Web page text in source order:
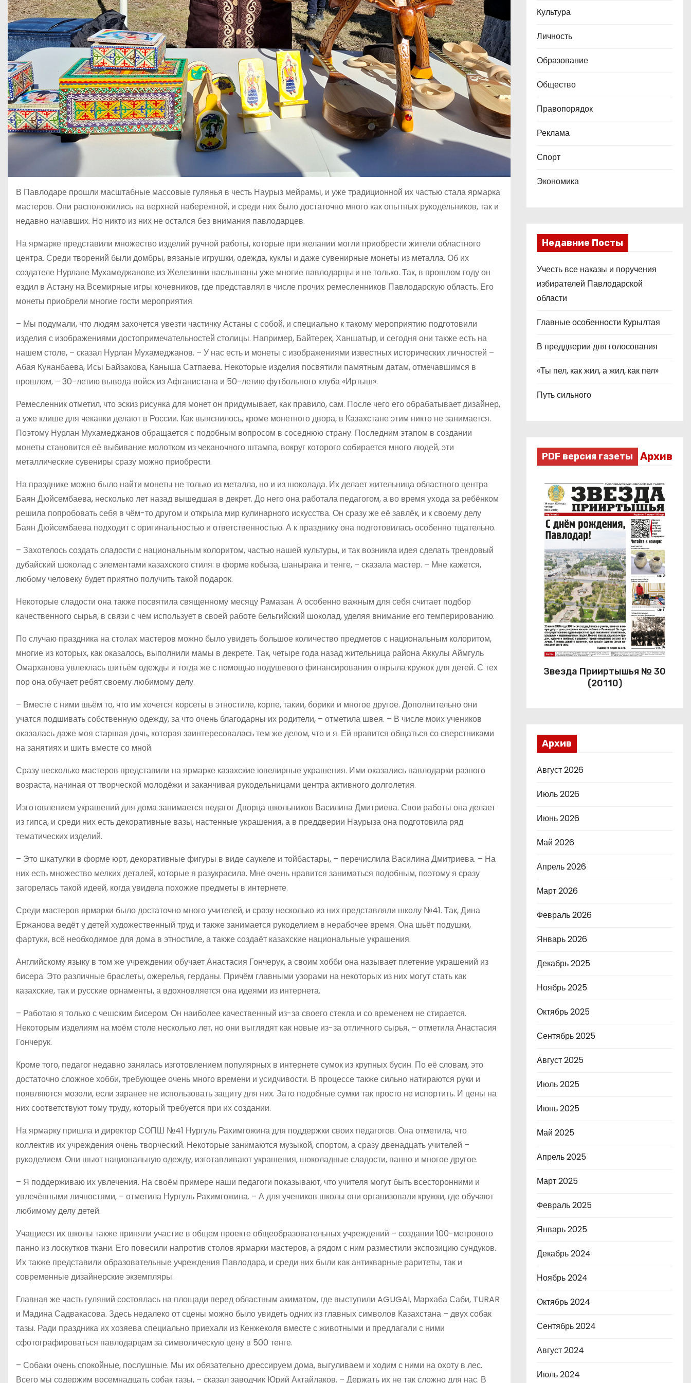
В Павлодаре прошли масштабные массовые гулянья в честь Наурыз мейрамы, и уже традиционной их частью стала ярмарка
мастеров. Они расположились на верхней набережной, и среди них было достаточно много как опытных рукодельников, так и
недавно начавших. Но никто из них не остался без внимания павлодарцев.
На ярмарке представили множество изделий ручной работы, которые при желании могли приобрести жители областного
центра. Среди творений были домбры, вязаные игрушки, одежда, куклы и даже сувенирные монеты из металла. Об их
создателе Нурлане Мухамеджанове из Железинки наслышаны уже многие павлодарцы и не только. Так, в прошлом году он
ездил в Астану на Всемирные игры кочевников, где представлял в числе прочих ремесленников Павлодарскую область. Его
монеты приобрели многие гости мероприятия.
– Мы подумали, что людям захочется увезти частичку Астаны с собой, и специально к такому мероприятию подготовили
изделия с изображениями достопримечательностей столицы. Например, Байтерек, Ханшатыр, и сегодня они также есть на
нашем столе, – сказал Нурлан Мухамеджанов. – У нас есть и монеты с изображениями известных исторических личностей –
Абая Кунанбаева, Исы Байзакова, Каныша Сатпаева. Некоторые изделия посвятили памятным датам, отмечавшимся в
прошлом, – 30-летию вывода войск из Афганистана и 50-летию футбольного клуба «Иртыш».
Ремесленник отметил, что эскиз рисунка для монет он придумывает, как правило, сам. После чего его обрабатывает дизайнер,
а уже клише для чеканки делают в России. Как выяснилось, кроме монетного двора, в Казахстане этим никто не занимается.
Поэтому Нурлан Мухамеджанов обращается с подобным вопросом в соседнюю страну. Последним этапом в создании
монеты становится её выбивание молотком из чеканочного штампа, вокруг которого собирается много людей, эти
металлические сувениры сразу можно приобрести.
На празднике можно было найти монеты не только из металла, но и из шоколада. Их делает жительница областного центра
Баян Дюйсембаева, несколько лет назад вышедшая в декрет. До него она работала педагогом, а во время ухода за ребёнком
решила попробовать себя в чём-то другом и открыла мир кулинарного искусства. Он сразу же её завлёк, и к своему делу
Баян Дюйсембаева подходит с оригинальностью и ответственностью. А к празднику она подготовилась особенно тщательно.
– Захотелось создать сладости с национальным колоритом, частью нашей культуры, и так возникла идея сделать трендовый
дубайский шоколад с элементами казахского стиля: в форме кобыза, шанырака и тенге, – сказала мастер. – Мне кажется,
любому человеку будет приятно получить такой подарок.
Некоторые сладости она также посвятила священному месяцу Рамазан. А особенно важным для себя считает подбор
качественного сырья, в связи с чем использует в своей работе бельгийский шоколад, уделяя внимание его темперированию.
По случаю праздника на столах мастеров можно было увидеть большое количество предметов с национальным колоритом,
многие из которых, как оказалось, выполнили мамы в декрете. Так, четыре года назад жительница района Аккулы Аймгуль
Омарханова увлеклась шитьём одежды и тогда же с помощью подушевого финансирования открыла кружок для детей. С тех
пор она обучает ребят своему любимому делу.
– Вместе с ними шьём то, что им хочется: корсеты в этностиле, корпе, такии, борики и многое другое. Дополнительно они
учатся подшивать собственную одежду, за что очень благодарны их родители, – отметила швея. – В числе моих учеников
оказалась даже моя старшая дочь, которая заинтересовалась тем же делом, что и я. Ей нравится общаться со сверстниками
на занятиях и шить вместе со мной.
Сразу несколько мастеров представили на ярмарке казахские ювелирные украшения. Ими оказались павлодарки разного
возраста, начиная от творческой молодёжи и заканчивая рукодельницами центра активного долголетия.
Изготовлением украшений для дома занимается педагог Дворца школьников Василина Дмитриева. Свои работы она делает
из гипса, и среди них есть декоративные вазы, настенные украшения, а в преддверии Наурыза она подготовила ряд
тематических изделий.
– Это шкатулки в форме юрт, декоративные фигуры в виде саукеле и тойбастары, – перечислила Василина Дмитриева. – На
них есть множество мелких деталей, которые я разукрасила. Мне очень нравится заниматься подобным, поэтому я сразу
загорелась такой идеей, когда увидела похожие предметы в интернете.
Среди мастеров ярмарки было достаточно много учителей, и сразу несколько из них представляли школу №41. Так, Дина
Ержанова ведёт у детей художественный труд и также занимается рукоделием в нерабочее время. Она шьёт подушки,
фартуки, всё необходимое для дома в этностиле, а также создаёт казахские национальные украшения.
Английскому языку в том же учреждении обучает Анастасия Гончерук, а своим хобби она называет плетение украшений из
бисера. Это различные браслеты, ожерелья, герданы. Причём главными узорами на некоторых из них могут стать как
казахские, так и русские орнаменты, а вдохновляется она идеями из интернета.
– Работаю я только с чешским бисером. Он наиболее качественный из-за своего стекла и со временем не стирается.
Некоторым изделиям на моём столе несколько лет, но они выглядят как новые из-за отличного сырья, – отметила Анастасия
Гончерук.
Кроме того, педагог недавно занялась изготовлением популярных в интернете сумок из крупных бусин. По её словам, это
достаточно сложное хобби, требующее очень много времени и усидчивости. В процессе также сильно натираются руки и
появляются мозоли, если заранее не использовать защиту для них. Зато подобные сумки так просто не испортить. И цены на
них соответствуют тому труду, который требуется при их создании.
На ярмарку пришла и директор СОПШ №41 Нургуль Рахимгожина для поддержки своих педагогов. Она отметила, что
коллектив их учреждения очень творческий. Некоторые занимаются музыкой, спортом, а сразу двенадцать учителей –
рукоделием. Они шьют национальную одежду, изготавливают украшения, шоколадные сладости, панно и многое другое.
– Я поддерживаю их увлечения. На своём примере наши педагоги показывают, что учителя могут быть всесторонними и
увлечёнными личностями, – отметила Нургуль Рахимгожина. – А для учеников школы они организовали кружки, где обучают
любимому делу детей.
Учащиеся их школы также приняли участие в общем проекте общеобразовательных учреждений – создании 100-метрового
панно из лоскутков ткани. Его повесили напротив столов ярмарки мастеров, а рядом с ним разместили экспозицию сундуков.
Их также представили образовательные учреждения Павлодара, и среди них были как антикварные раритеты, так и
современные дизайнерские экземпляры.
Главная же часть гуляний состоялась на площади перед областным акиматом, где выступили AGUGAI, Мархаба Саби, TURAR
и Мадина Садвакасова. Здесь недалеко от сцены можно было увидеть одних из главных символов Казахстана – двух собак
тазы. Ради праздника их хозяева специально приехали из Кенжеколя вместе с животными и предлагали с ними
сфотографироваться павлодарцам за символическую цену в 500 тенге.
– Собаки очень спокойные, послушные. Мы их обязательно дрессируем дома, выгуливаем и ходим с ними на охоту в лес.
Всего мы содержим восемнадцать собак тазы, – сказал заводчик Юрий Актайлаков. – Держать их не так сложно для нас. В
Культура
Личность
Образование
Общество
Правопорядок
Реклама
Спорт
Экономика
Недавние Посты
Учесть все наказы и поручения
избирателей Павлодарской
области
Главные особенности Курылтая
В преддверии дня голосования
«Ты пел, как жил, а жил, как пел»
Путь сильного
PDF версия газеты Архив
Звезда Прииртышья № 30
(20110)
Архив
Август 2026
Июль 2026
Июнь 2026
Май 2026
Апрель 2026
Март 2026
Февраль 2026
Январь 2026
Декабрь 2025
Ноябрь 2025
Октябрь 2025
Сентябрь 2025
Август 2025
Июль 2025
Июнь 2025
Май 2025
Апрель 2025
Март 2025
Февраль 2025
Январь 2025
Декабрь 2024
Ноябрь 2024
Октябрь 2024
Сентябрь 2024
Август 2024
Июль 2024